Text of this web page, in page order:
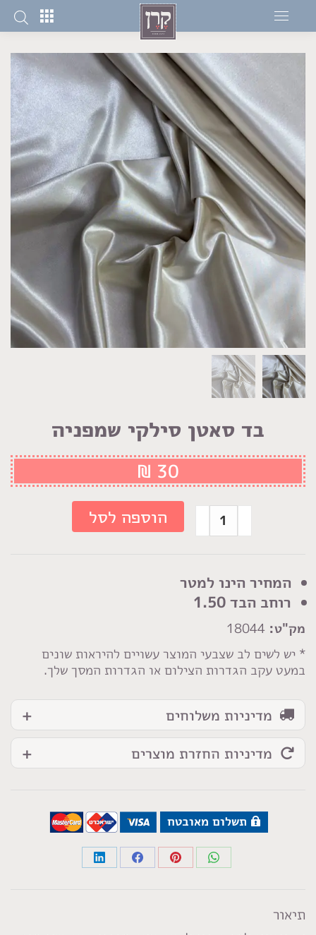
בד סאטן סילקי שמפניה
המחיר הינו למטר
רוחב הבד 1.50
מק"ט:
* יש לשים לב שצבעי המוצר עשויים להיראות שונים
במעט עקב הגדרות הצילום או הגדרות המסך שלך.
₪ 30
כמות
של
סילקי
שמפניה
הוספה לסל
מדיניות משלוחים
מדיניות החזרת מוצרים
תשלום מאובטח
Share
Share
Share
Share
תיאור